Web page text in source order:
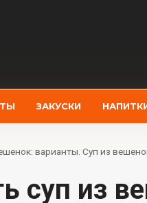
ЗАКУСКИ
варианты. Суп из